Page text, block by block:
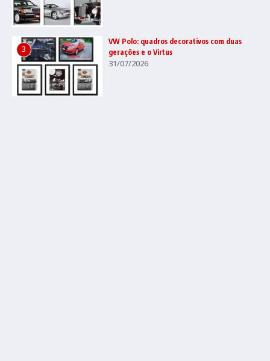
3
VW Polo: quadros decorativos com duas
gerações e o Virtus
31/07/2026